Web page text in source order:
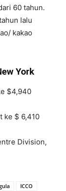
60 tahun.
lalu
kakao
York
$4,940
ke $ 6,410
Division,
ICCO